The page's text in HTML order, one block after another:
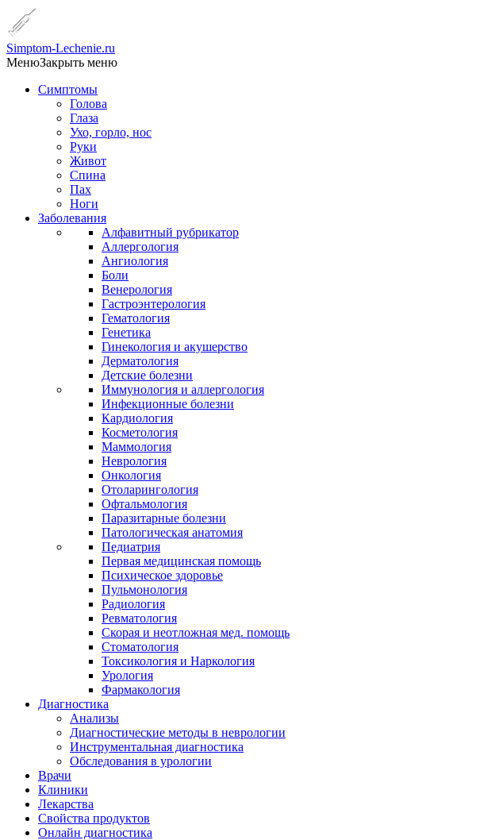
Simptom-Lechenie.ru
МенюЗакрыть меню
Симптомы
Голова
Глаза
Ухо, горло, нос
Руки
Живот
Спина
Пах
Ноги
Заболевания
Алфавитный рубрикатор
Аллергология
Ангиология
Боли
Венерология
Гастроэнтерология
Гематология
Генетика
Гинекология и акушерство
Дерматология
Детские болезни
Иммунология и аллергология
Инфекционные болезни
Кардиология
Косметология
Маммология
Неврология
Онкология
Отоларингология
Офтальмология
Паразитарные болезни
Патологическая анатомия
Педиатрия
Первая медицинская помощь
Психическое здоровье
Пульмонология
Радиология
Ревматология
Скорая и неотложная мед. помощь
Стоматология
Токсикология и Наркология
Урология
Фармакология
Диагностика
Анализы
Диагностические методы в неврологии
Инструментальная диагностика
Обследования в урологии
Врачи
Клиники
Лекарства
Свойства продуктов
Онлайн диагностика